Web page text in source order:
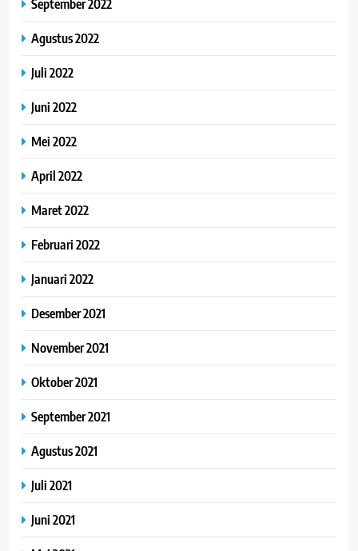
September 2022
Agustus 2022
Juli 2022
Juni 2022
Mei 2022
April 2022
Maret 2022
Februari 2022
Januari 2022
Desember 2021
November 2021
Oktober 2021
September 2021
Agustus 2021
Juli 2021
Juni 2021